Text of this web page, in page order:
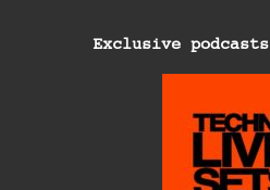
Exclusive